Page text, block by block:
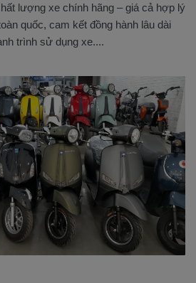
lượng xe chính hãng – giá cả hợp lý
quốc, cam kết đồng hành lâu dài
trình sử dụng xe....